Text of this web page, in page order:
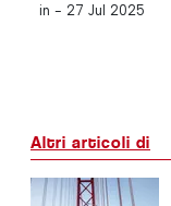
in - 27 Jul 2025
Altri articoli di